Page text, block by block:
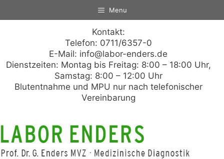
Menu
Kontakt:
Telefon: 0711/6357-0
E-Mail: info@labor-enders.de
Dienstzeiten: Montag bis Freitag: 8:00 – 18:00 Uhr,
Samstag: 8:00 – 12:00 Uhr
Blutentnahme und MPU nur nach telefonischer
Vereinbarung